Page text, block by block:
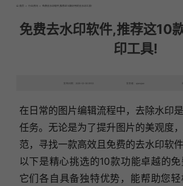
首页 > 行业资讯 > 免费去水印软件,推荐这10款好用的去水印工具!
免费去水印软件,推荐这10
印工具!
发布日期：2025-02-06 09:53 发表者：qianqian
在日常的图片编辑流程中，去除水印
任务。无论是为了提升图片的美观度
范，寻找一款高效且免费的去水印软
以下是精心挑选的10款功能卓越的免
它们各自具备独特优势，能帮助您